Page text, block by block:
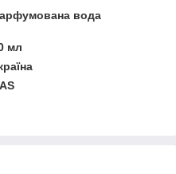
вода
мл